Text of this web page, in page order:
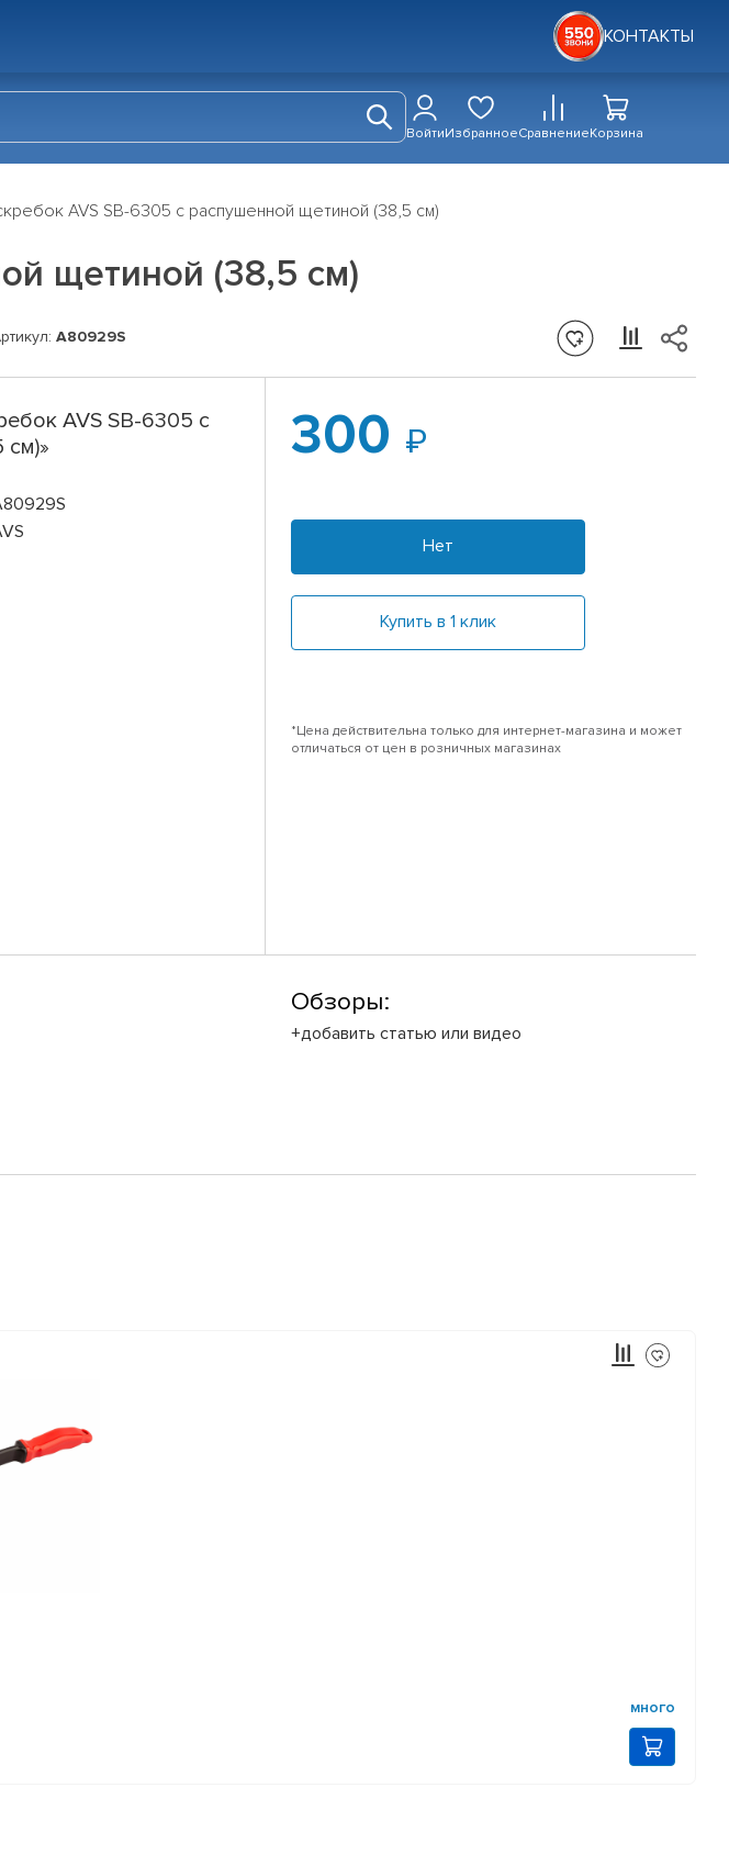
КОНТАКТЫ
ВойтиИзбранноеСравнениеКорзина
AVS SB-6305 с распушенной щетиной (38,5 см)
щетиной (38,5 см)
A80929S
AVS SB-6305 с
300
Нет
Купить в 1 клик
*Цена действительна только для интернет-магазина и может
отличаться от цен в розничных магазинах
Обзоры:
+добавить статью или видео
много